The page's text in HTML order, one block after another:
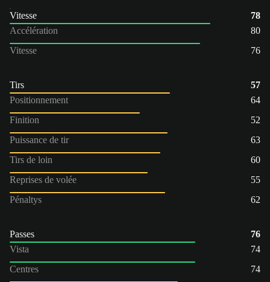
Vitesse
78
Accélération
80
Vitesse
76
Tirs
57
Positionnement
64
Finition
52
Puissance de tir
63
Tirs de loin
60
Reprises de volée
55
Pénaltys
62
Passes
76
Vista
74
Centres
74